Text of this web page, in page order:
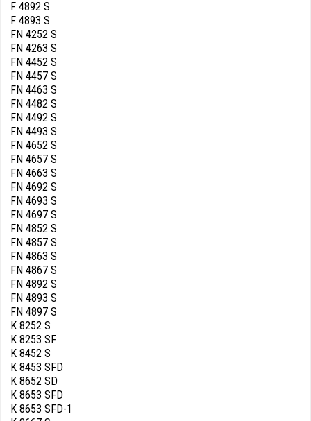
F 4892 S
F 4893 S
FN 4252 S
FN 4263 S
FN 4452 S
FN 4457 S
FN 4463 S
FN 4482 S
FN 4492 S
FN 4493 S
FN 4652 S
FN 4657 S
FN 4663 S
FN 4692 S
FN 4693 S
FN 4697 S
FN 4852 S
FN 4857 S
FN 4863 S
FN 4867 S
FN 4892 S
FN 4893 S
FN 4897 S
K 8252 S
K 8253 SF
K 8452 S
K 8453 SFD
K 8652 SD
K 8653 SFD
K 8653 SFD-1